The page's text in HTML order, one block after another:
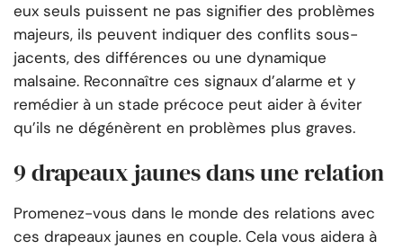
eux seuls puissent ne pas signifier des problèmes
majeurs, ils peuvent indiquer des conflits sous-
jacents, des différences ou une dynamique
malsaine. Reconnaître ces signaux d’alarme et y
remédier à un stade précoce peut aider à éviter
qu’ils ne dégénèrent en problèmes plus graves.
9 drapeaux jaunes dans une relation
Promenez-vous dans le monde des relations avec
ces drapeaux jaunes en couple. Cela vous aidera à